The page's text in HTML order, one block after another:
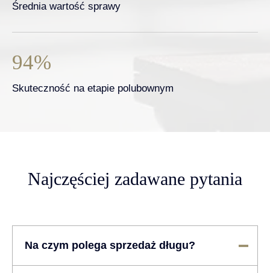
Średnia wartość sprawy
94%
Skuteczność na etapie polubownym
Najczęściej zadawane pytania
Na czym polega sprzedaż długu?